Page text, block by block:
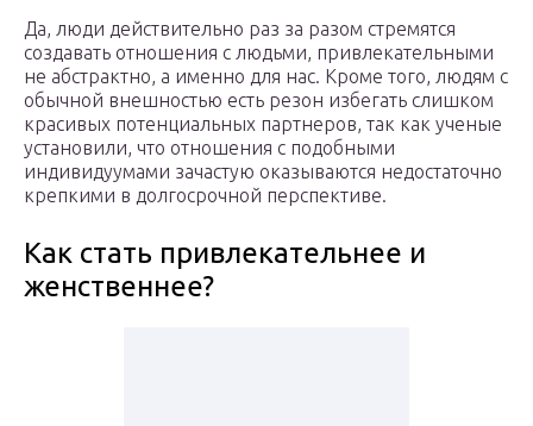
Да, люди действительно раз за разом стремятся
создавать отношения с людьми, привлекательными
не абстрактно, а именно для нас. Кроме того, людям с
обычной внешностью есть резон избегать слишком
красивых потенциальных партнеров, так как ученые
установили, что отношения с подобными
индивидуумами зачастую оказываются недостаточно
крепкими в долгосрочной перспективе.
Как стать привлекательнее и
женственнее?